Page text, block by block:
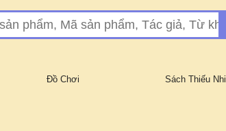
Đồ Chơi Sách Thiếu Nhi